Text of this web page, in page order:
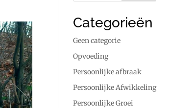
Categorieën
Geen categorie
Opvoeding
Persoonlijke afbraak
Persoonlijke Afwikkeling
Persoonlijke Groei